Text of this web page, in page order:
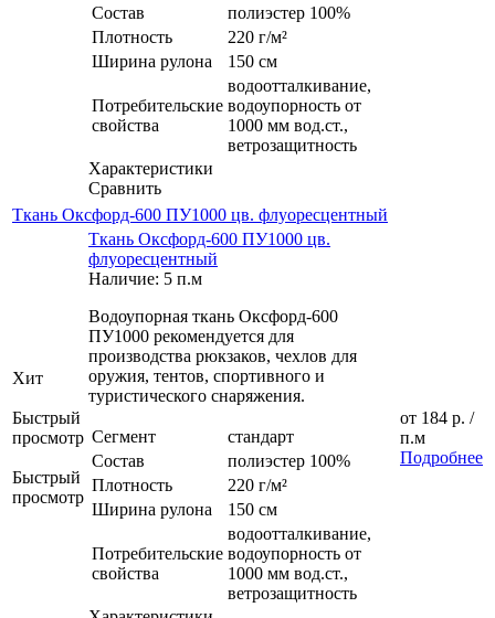
Состав
полиэстер 100%
Плотность
220 г/м²
Ширина рулона
150 см
Потребительские
свойства
водоотталкивание,
водоупорность от
1000 мм вод.ст.,
ветрозащитность
Характеристики
Сравнить
Ткань Оксфорд-600 ПУ1000 цв. флуоресцентный
Хит
Быстрый
просмотр
Быстрый
просмотр
Ткань Оксфорд-600 ПУ1000 цв.
флуоресцентный
Наличие: 5 п.м
Водоупорная ткань Оксфорд-600
ПУ1000 рекомендуется для
производства рюкзаков, чехлов для
оружия, тентов, спортивного и
туристического снаряжения.
Сегмент
стандарт
Состав
полиэстер 100%
Плотность
220 г/м²
Ширина рулона
150 см
Потребительские
свойства
водоотталкивание,
водоупорность от
1000 мм вод.ст.,
ветрозащитность
от 184 р. /
п.м
Подробнее